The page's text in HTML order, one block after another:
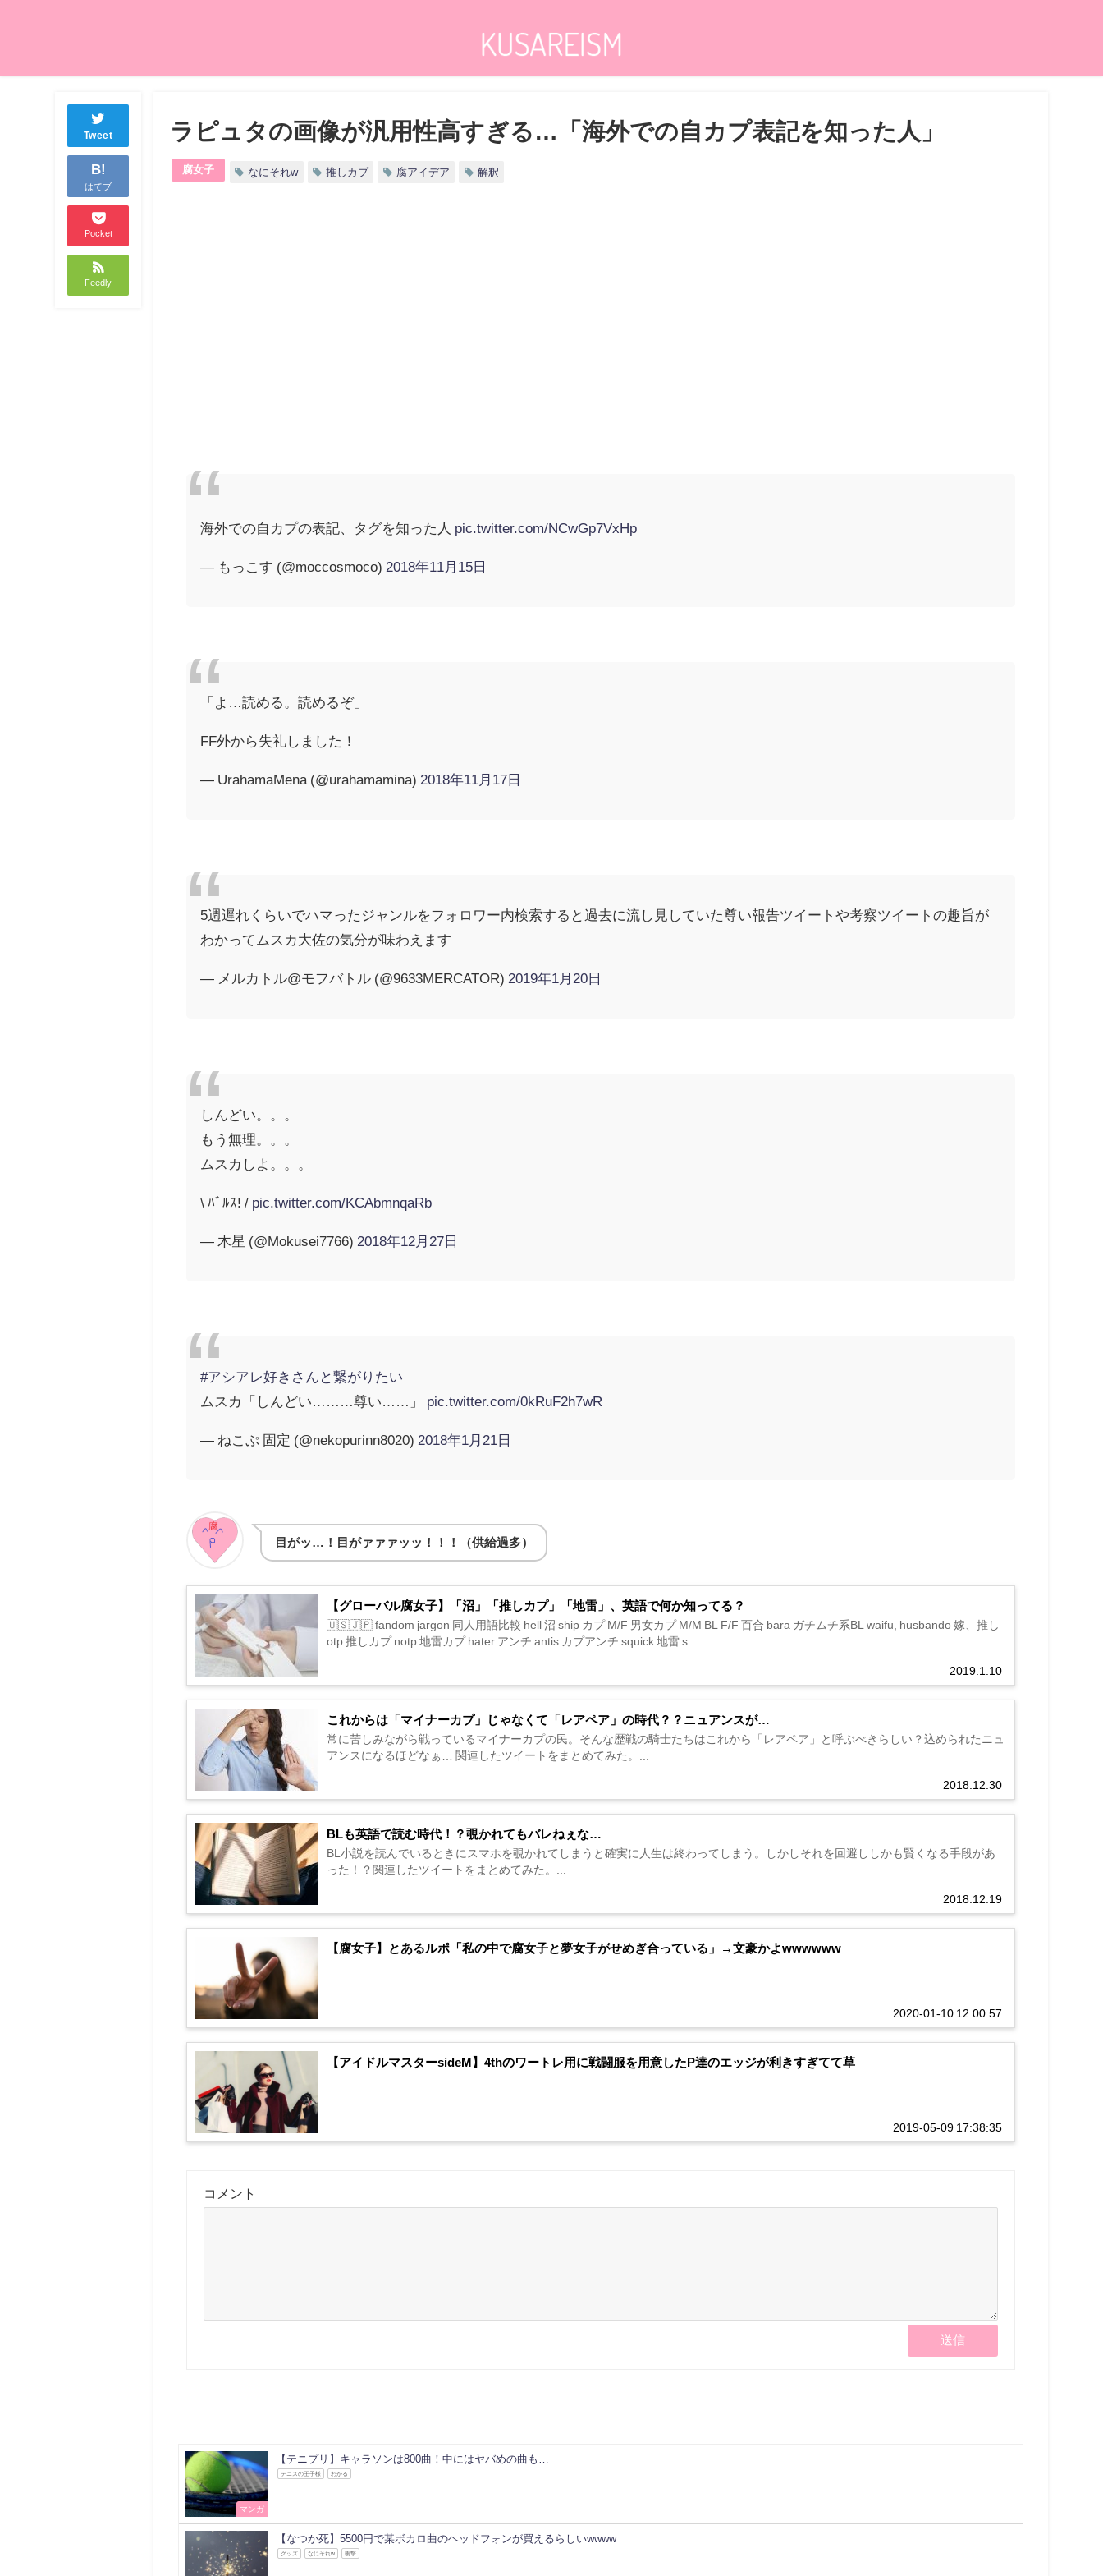
Tweet
B!
はてブ
Pocket
Feedly
ラピュタの画像が汎用性高すぎる…「海外での自カプ表記を知った人」
腐女子 なにそれw 推しカプ 腐アイデア 解釈
海外での自カプの表記、タグを知った人 pic.twitter.com/NCwGp7VxHp
— もっこす (@moccosmoco) 2018年11月15日
「よ…読める。読めるぞ」
FF外から失礼しました！
— UrahamaMena (@urahamamina) 2018年11月17日
5週遅れくらいでハマったジャンルをフォロワー内検索すると過去に流し見していた尊い報告ツイートや考察ツイートの趣旨が
わかってムスカ大佐の気分が味わえます
— メルカトル@モフバトル (@9633MERCATOR) 2019年1月20日
しんどい。。。
もう無理。。。
ムスカしよ。。。
\ ﾊﾞﾙｽ! / pic.twitter.com/KCAbmnqaRb
— 木星 (@Mokusei7766) 2018年12月27日
#アシアレ好きさんと繋がりたい
ムスカ「しんどい………尊い……」 pic.twitter.com/0kRuF2h7wR
— ねこぷ 固定 (@nekopurinn8020) 2018年1月21日
目がッ…！目がァァァッッ！！！（供給過多）
【グローバル腐女子】「沼」「推しカプ」「地雷」、英語で何か知ってる？
2019.1.10
🇺🇸🇯🇵 fandom jargon 同人用語比較 hell 沼 ship カプ M/F 男女カプ M/M BL F/F 百合 bara ガチムチ系BL waifu, husbando 嫁、推し
otp 推しカプ notp 地雷カプ hater アンチ antis カプアンチ squick 地雷 s...
これからは「マイナーカプ」じゃなくて「レアペア」の時代？？ニュアンスが…
2018.12.30
常に苦しみながら戦っているマイナーカプの民。そんな歴戦の騎士たちはこれから「レアペア」と呼ぶべきらしい？込められたニュ
アンスになるほどなぁ… 関連したツイートをまとめてみた。...
BLも英語で読む時代！？覗かれてもバレねぇな…
2018.12.19
BL小説を読んでいるときにスマホを覗かれてしまうと確実に人生は終わってしまう。しかしそれを回避ししかも賢くなる手段があ
った！？関連したツイートをまとめてみた。...
【腐女子】とあるルポ「私の中で腐女子と夢女子がせめぎ合っている」→文豪かよwwwwww
2020-01-10 12:00:57
【アイドルマスターsideM】4thのワートレ用に戦闘服を用意したP達のエッジが利きすぎてて草
2019-05-09 17:38:35
コメント
マンガ
【テニプリ】キャラソンは800曲！中にはヤバめの曲も…
テニスの王子様 わかる
【なつか死】5500円で某ボカロ曲のヘッドフォンが買えるらしいwwww
グッズ なにそれw 衝撃